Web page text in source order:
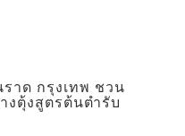
าด กรุงเทพ ชวน
งตุ้งสูตรต้นตำรับ